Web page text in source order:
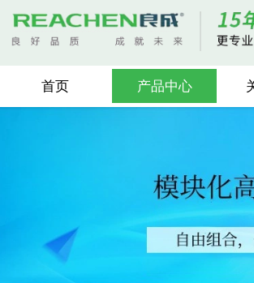
首页 产品中心